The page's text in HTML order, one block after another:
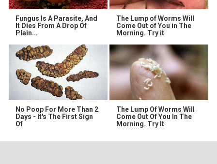
Fungus Is A Parasite, And
It Dies From A Drop Of
Plain...
The Lump of Worms Will
Come Out of You in The
Morning. Try it
No Poop For More Than 2
Days - It's The First Sign
Of
The Lump Of Worms Will
Come Out Of You In The
Morning. Try It